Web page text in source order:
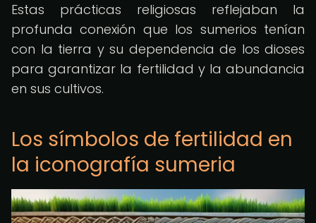
Estas prácticas religiosas reflejaban la
profunda conexión que los sumerios tenían
con la tierra y su dependencia de los dioses
para garantizar la fertilidad y la abundancia
en sus cultivos.
Los símbolos de fertilidad en
la iconografía sumeria